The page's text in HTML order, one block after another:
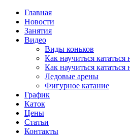
Главная
Новости
Занятия
Видео
Виды коньков
Как научиться кататься
Как научиться
Ледовые арены
Фигурное катание
График
Каток
Цены
Статьи
Контакты